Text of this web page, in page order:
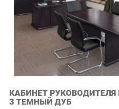
КАБИНЕТ РУКОВОДИТЕЛЯ
3 ТЕМНЫЙ ДУБ
Кабинет для руководителя Dublin